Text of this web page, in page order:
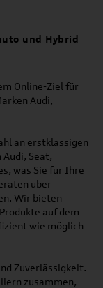
und Hybrid
Online-Ziel für
Audi,
an erstklassigen
Seat,
was Sie für Ihre
über
Wir bieten
auf dem
wie möglich
Zuverlässigkeit.
zusammen,